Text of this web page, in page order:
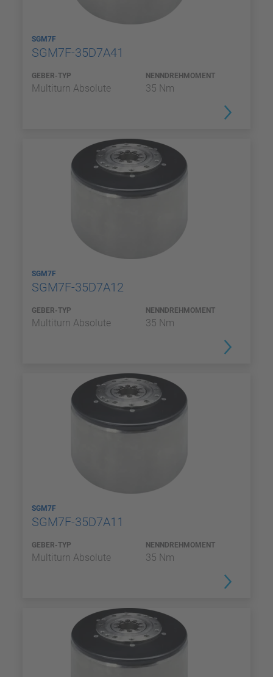
SGM7F
SGM7F-35D7A41
GEBER-TYP
Multiturn Absolute
NENNDREHMOMENT
35 Nm
SGM7F
SGM7F-35D7A12
GEBER-TYP
Multiturn Absolute
NENNDREHMOMENT
35 Nm
SGM7F
SGM7F-35D7A11
GEBER-TYP
Multiturn Absolute
NENNDREHMOMENT
35 Nm